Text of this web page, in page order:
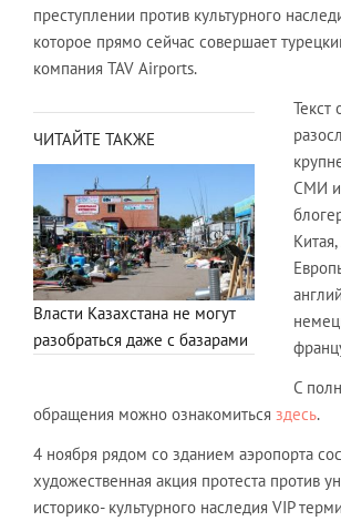
преступлении против культурного
которое прямо сейчас совершает
компания TAV Airports.
ЧИТАЙТЕ ТАКЖЕ
Власти Казахстана не могут
разобраться даже с базарами
Текст
СМИ и
С
обращения можно ознакомиться здесь.
4 ноября рядом со зданием аэропорта
художественная акция протеста против
историко- культурного наследия VIP